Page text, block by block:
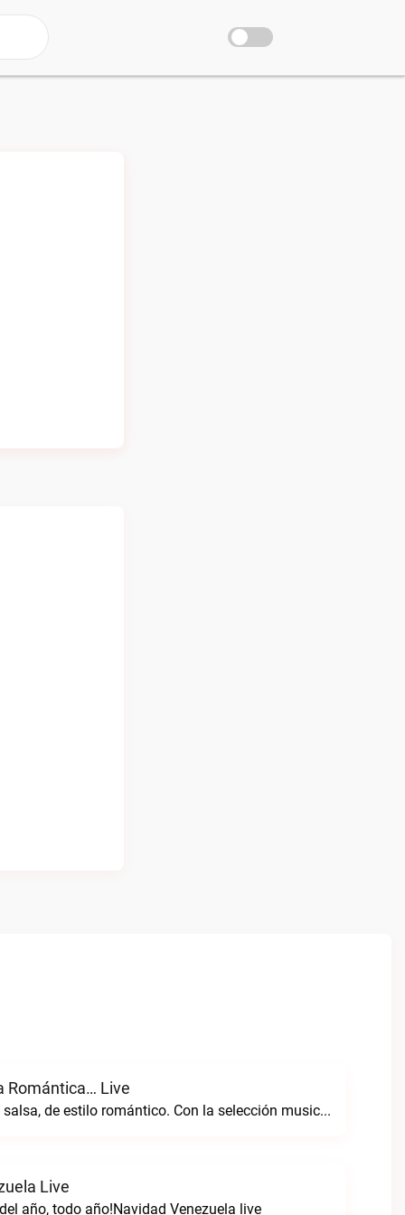
Romántica… Live
Radio de género salsa, de estilo romántico. Con la selección musical que nos gusta...Caracas. Salsa Romántica… live
Live
año, todo año!Navidad Venezuela live